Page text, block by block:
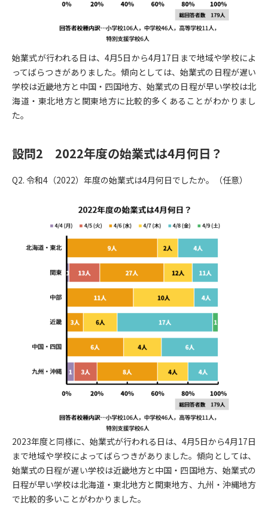
始業式が行われる日は、4月5日から4月17日まで地域や学校によ
ってばらつきがありました。傾向としては、始業式の日程が遅い
学校は近畿地方と中国・四国地方、始業式の日程が早い学校は北
海道・東北地方と関東地方に比較的多くあることがわかりまし
た。
設問2 2022年度の始業式は4月何日？
Q2. 令和4（2022）年度の始業式は4月何日でしたか。（任意）
2023年度と同様に、始業式が行われる日は、4月5日から4月17日
まで地域や学校によってばらつきがありました。傾向としては、
始業式の日程が遅い学校は近畿地方と中国・四国地方、始業式の
日程が早い学校は北海道・東北地方と関東地方、九州・沖縄地方
で比較的多いことがわかりました。